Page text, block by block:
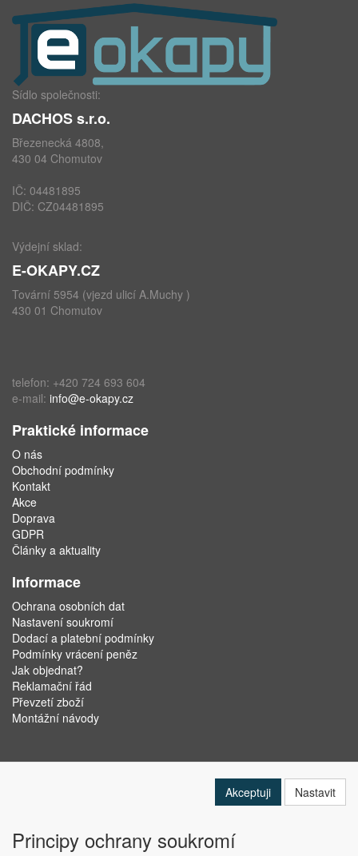
Sídlo společnosti:
DACHOS s.r.o.
Březenecká 4808,
430 04 Chomutov
IČ: 04481895
DIČ: CZ04481895
Výdejní sklad:
E-OKAPY.CZ
Tovární 5954 (vjezd ulicí A.Muchy )
430 01 Chomutov
telefon: +420 724 693 604
e-mail: info@e-okapy.cz
Praktické informace
O nás
Obchodní podmínky
Kontakt
Akce
Doprava
GDPR
Články a aktuality
Informace
Ochrana osobních dat
Nastavení soukromí
Dodací a platební podmínky
Podmínky vrácení peněz
Jak objednat?
Reklamační řád
Převzetí zboží
Montážní návody
Akceptuji Nastavit
Principy ochrany soukromí